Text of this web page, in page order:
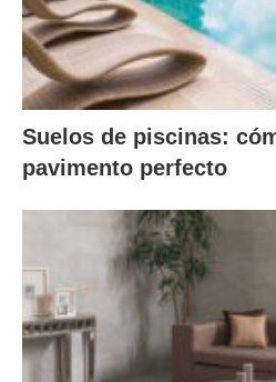
Suelos de piscinas:
pavimento perfecto